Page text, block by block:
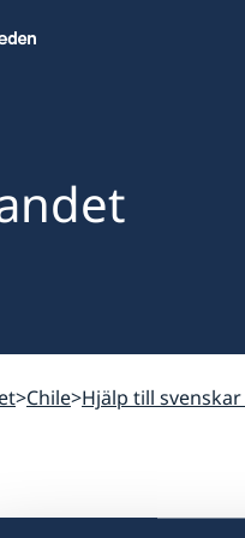
Chile Hjälp till svenskar